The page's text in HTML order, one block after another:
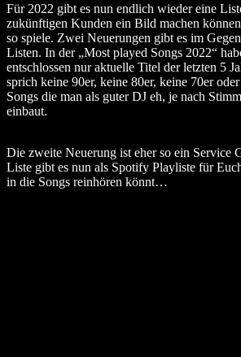
Für 2022 gibt es nun endlich wieder eine
zukünftigen Kunden ein Bild machen
so spiele. Zwei Neuerungen gibt es im
Listen. In der „Most played Songs 2022“
entschlossen nur aktuelle Titel der letzten 5
sprich keine 90er, keine 80er, keine 70er
Songs die man als guter DJ eh, je nach
einbaut.
Die zweite Neuerung ist eher so ein Service
Liste gibt es nun als Spotify Playliste für
in die Songs reinhören könnt…